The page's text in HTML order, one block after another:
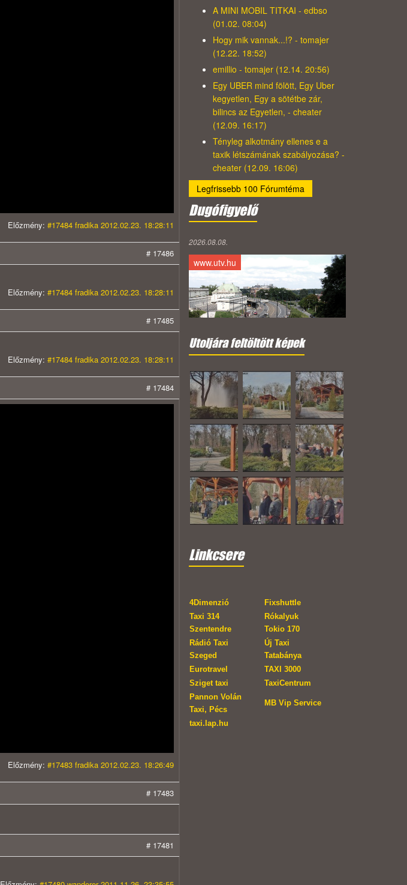
Előzmény: #17484 fradika 2012.02.23. 18:28:11
# 17486
Előzmény: #17484 fradika 2012.02.23. 18:28:11
# 17485
Előzmény: #17484 fradika 2012.02.23. 18:28:11
# 17484
Előzmény: #17483 fradika 2012.02.23. 18:26:49
# 17483
# 17481
A MINI MOBIL TITKAI - edbso
(01.02. 08:04)
Hogy mik vannak...!? - tomajer
(12.22. 18:52)
emillio - tomajer (12.14. 20:56)
Egy UBER mind fölött, Egy Uber
kegyetlen, Egy a sötétbe zár,
bilincs az Egyetlen, - cheater
(12.09. 16:17)
Tényleg alkotmány ellenes e a
taxik létszámának szabályozása? -
cheater (12.09. 16:06)
Legfrissebb 100 Fórumtéma
Dugófigyelő
2026.08.08.
www.utv.hu
Utoljára feltöltött képek
Linkcsere
4Dimenzió
Fixshuttle
Taxi 314
Szentendre
Rókalyuk
Tokio 170
Rádió Taxi
Szeged
Új Taxi
Tatabánya
Eurotravel
TAXI 3000
Sziget taxi
TaxiCentrum
Pannon Volán
Taxi, Pécs
MB Vip Service
taxi.lap.hu